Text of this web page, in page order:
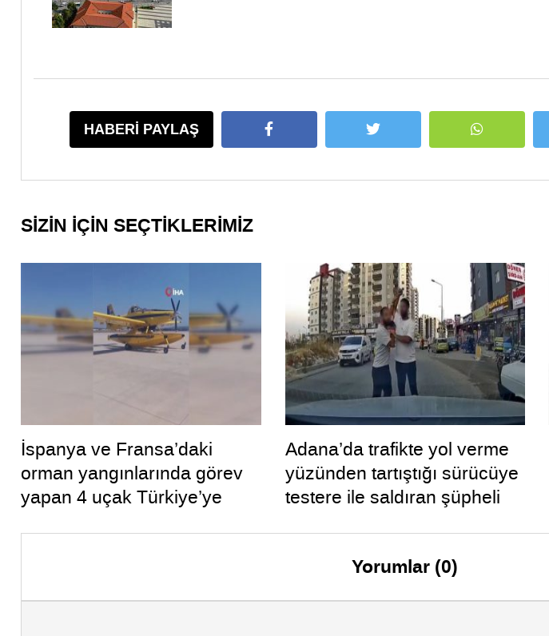
HABERİ PAYLAŞ
SİZİN İÇİN SEÇTİKLERİMİZ
İspanya ve Fransa’daki
orman yangınlarında görev
yapan 4 uçak Türkiye’ye
Adana’da trafikte yol verme
yüzünden tartıştığı sürücüye
testere ile saldıran şüpheli
Yorumlar (0)